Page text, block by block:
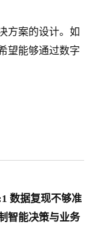
方案的设计。如
望能够通过数字
数据复现不够准
智能决策与业务